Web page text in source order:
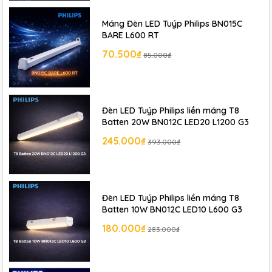
Máng Đèn LED Tuýp Philips BN015C
BARE L600 RT
70.500₫ 85.000₫
Đèn LED Tuýp Philips liền máng T8
Batten 20W BN012C LED20 L1200 G3
245.000₫ 393.000₫
Đèn LED Tuýp Philips liền máng T8
Batten 10W BN012C LED10 L600 G3
180.000₫ 283.000₫